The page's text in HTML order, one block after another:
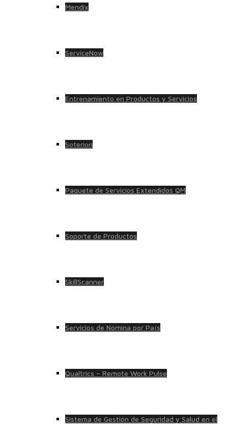
Mendix
ServiceNow
Entrenamiento en Productos y Servicios
Soterion
Paquete de Servicios Extendidos QM
Soporte de Productos
SkillScanner
Servicios de Nómina por País
Qualtrics – Remote Work Pulse
Sistema de Gestión de Seguridad y Salud en el